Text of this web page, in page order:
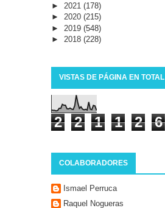
► 2021 (178)
► 2020 (215)
► 2019 (548)
► 2018 (228)
VISTAS DE PÁGINA EN TOTAL
2 2 1 1 2 6
COLABORADORES
Ismael Perruca
Raquel Nogueras